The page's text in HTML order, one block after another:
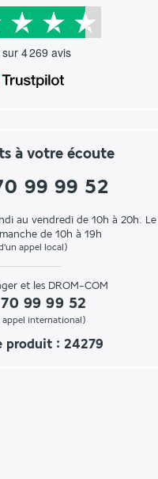
sur4 269 avis
à votre écoute
99 99 52
au vendredi de 10h à 20h. Le
de 10h à 19h
appel local)
et les DROM-COM
99 99 52
appel international)
produit : 24279